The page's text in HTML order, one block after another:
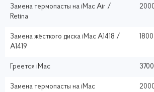
Замена термопасты на iMac Air /
Retina
Замена жёсткого диска iMac A1418 /
A1419
Греется iMac
Замена термопасты на iMac